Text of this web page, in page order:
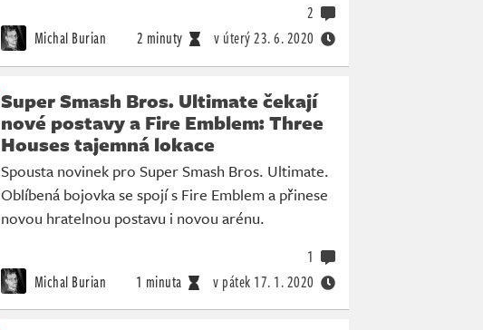
Michal Burian 2 minuty v úterý23. 6. 2020
2
Super Smash Bros. Ultimate čekají
nové postavy a Fire Emblem: Three
Houses tajemná lokace
Spousta novinek pro Super Smash Bros. Ultimate.
Oblíbená bojovka se spojí s Fire Emblem a přinese
novou hratelnou postavu i novou arénu.
Michal Burian 1 minuta v pátek 17. 1. 2020
1